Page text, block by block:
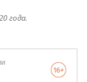
года.